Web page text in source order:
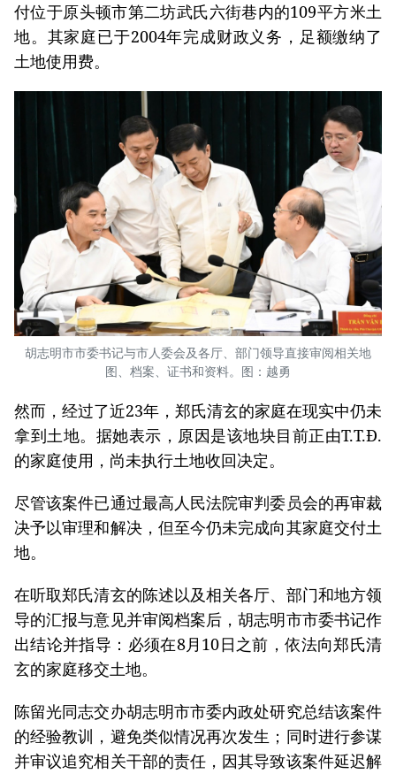
付位于原头顿市第二坊武氏六街巷内的109平方米土
地。其家庭已于2004年完成财政义务，足额缴纳了
土地使用费。
胡志明市市委书记与市人委会及各厅、部门领导直接审阅相关地
图、档案、证书和资料。图：越勇
然而，经过了近23年，郑氏清玄的家庭在现实中仍未
拿到土地。据她表示，原因是该地块目前正由T.T.Đ.
的家庭使用，尚未执行土地收回决定。
尽管该案件已通过最高人民法院审判委员会的再审裁
决予以审理和解决，但至今仍未完成向其家庭交付土
地。
在听取郑氏清玄的陈述以及相关各厅、部门和地方领
导的汇报与意见并审阅档案后，胡志明市市委书记作
出结论并指导：必须在8月10日之前，依法向郑氏清
玄的家庭移交土地。
陈留光同志交办胡志明市市委内政处研究总结该案件
的经验教训，避免类似情况再次发生；同时进行参谋
并审议追究相关干部的责任，因其导致该案件延迟解